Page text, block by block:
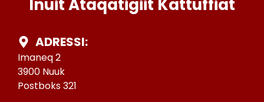
Inuit Ataqatigiit Kattuffiat
ADRESSI:
Imaneq 2
3900 Nuuk
Postboks 321